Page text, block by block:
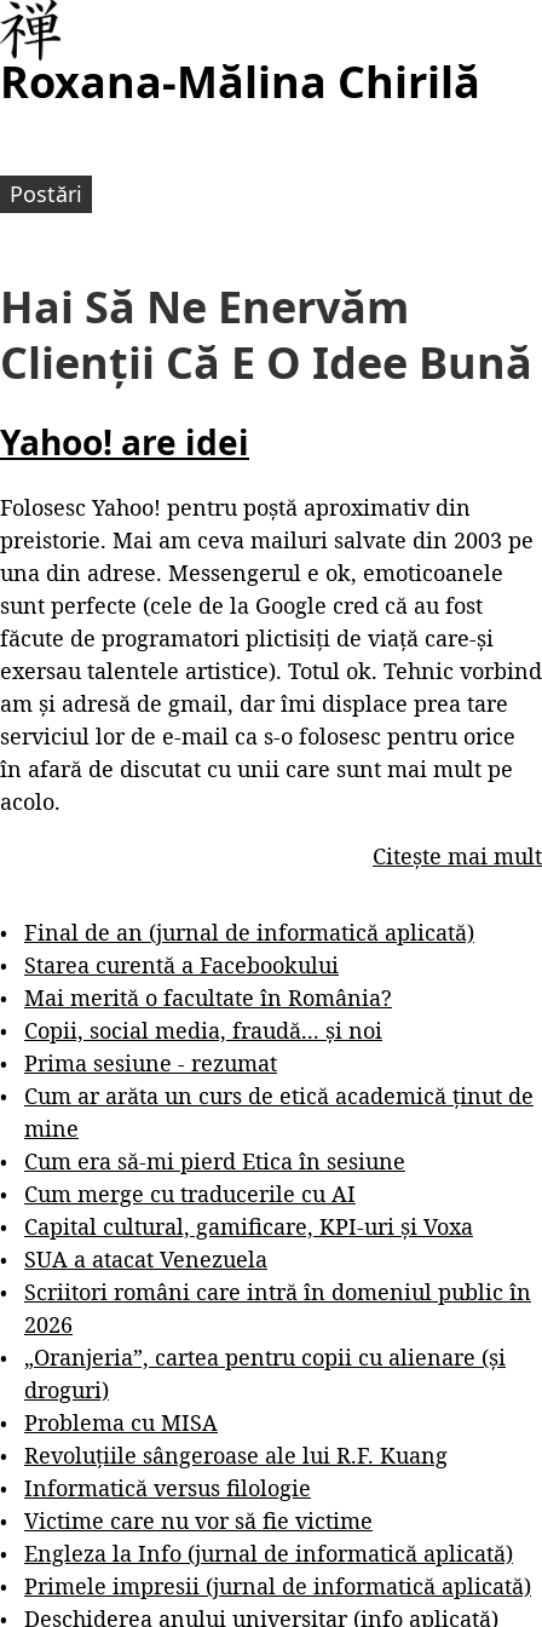
Roxana-Mălina Chirilă
Postări
Hai Să Ne Enervăm
Clienții Că E O Idee Bună
Yahoo! are idei
Folosesc Yahoo! pentru poștă aproximativ din
preistorie. Mai am ceva mailuri salvate din 2003 pe
una din adrese. Messengerul e ok, emoticoanele
sunt perfecte (cele de la Google cred că au fost
făcute de programatori plictisiți de viață care-și
exersau talentele artistice). Totul ok. Tehnic vorbind
am și adresă de gmail, dar îmi displace prea tare
serviciul lor de e-mail ca s-o folosesc pentru orice
în afară de discutat cu unii care sunt mai mult pe
acolo.
Citește mai mult
Final de an (jurnal de informatică aplicată)
Starea curentă a Facebookului
Mai merită o facultate în România?
Copii, social media, fraudă... și noi
Prima sesiune - rezumat
Cum ar arăta un curs de etică academică ținut de
mine
Cum era să-mi pierd Etica în sesiune
Cum merge cu traducerile cu AI
Capital cultural, gamificare, KPI-uri și Voxa
SUA a atacat Venezuela
Scriitori români care intră în domeniul public în
2026
„Oranjeria”, cartea pentru copii cu alienare (și
droguri)
Problema cu MISA
Revoluțiile sângeroase ale lui R.F. Kuang
Informatică versus filologie
Victime care nu vor să fie victime
Engleza la Info (jurnal de informatică aplicată)
Primele impresii (jurnal de informatică aplicată)
Deschiderea anului universitar (info aplicată)